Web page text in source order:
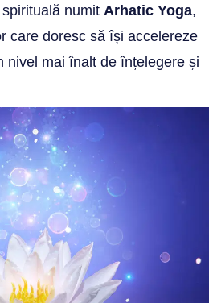
numit Arhatic Yoga,
care doresc să își accelereze
nivel mai înalt de înțelegere și